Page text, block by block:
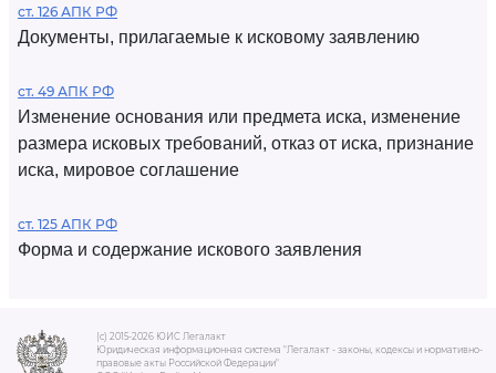
ст. 126 АПК РФ
Документы, прилагаемые к исковому заявлению
ст. 49 АПК РФ
Изменение основания или предмета иска, изменение
размера исковых требований, отказ от иска, признание
иска, мировое соглашение
ст. 125 АПК РФ
Форма и содержание искового заявления
(c) 2015-2026 ЮИС Легалакт
Юридическая информационная система "Легалакт - законы, кодексы и нормативно-
правовые акты Российской Федерации"